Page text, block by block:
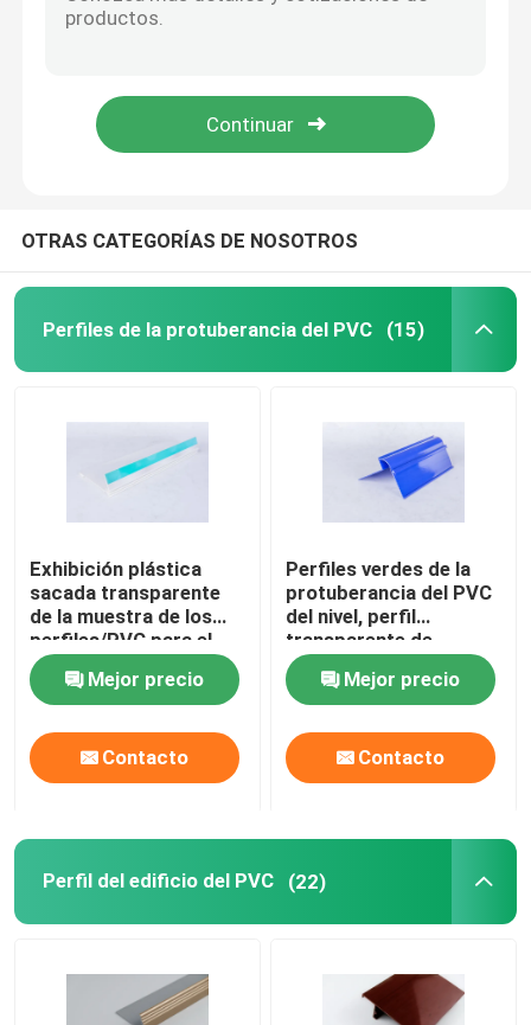
Perfiles plásticos de encargo
Enlace plástico del cable
Perfil de la espuma del PVC
Perfiles plásticos transparentes
perfiles plásticos de la protuberancia
OTRAS CATEGORÍAS DE NOSOTROS
Perfiles de la protuberancia del PVC (15)
Exhibición plástica
sacada transparente
de la muestra de los
perfiles/PVC para el
supermercado
Mejor precio
Contacto
Perfiles verdes de la
protuberancia del PVC
del nivel, perfil
transparente de
encargo de la etiqueta
de precioMejor precio
Contacto
Perfil del edificio del PVC (22)